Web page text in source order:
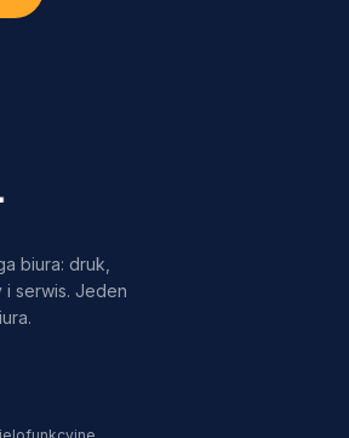
biura: druk,
i serwis. Jeden